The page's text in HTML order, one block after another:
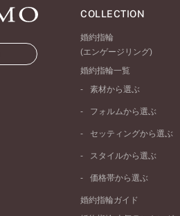
COLLECTION
婚約指輪
(エンゲージリング)
婚約指輪一覧
素材から選ぶ
プラチナ
ピンクゴールド
ペールブラウンゴール
フォルムから選ぶ
ストレートライン
V字ライン
セッティングから選ぶ
ソリテール
ダブルサイドメレ
ラインメレ
スタイルから選ぶ
シンプル
モード
価格帯から選ぶ
50万円台～
婚約指輪ガイド